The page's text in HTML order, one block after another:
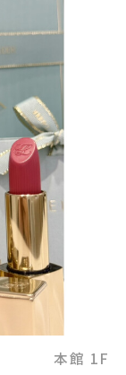
本館 1F